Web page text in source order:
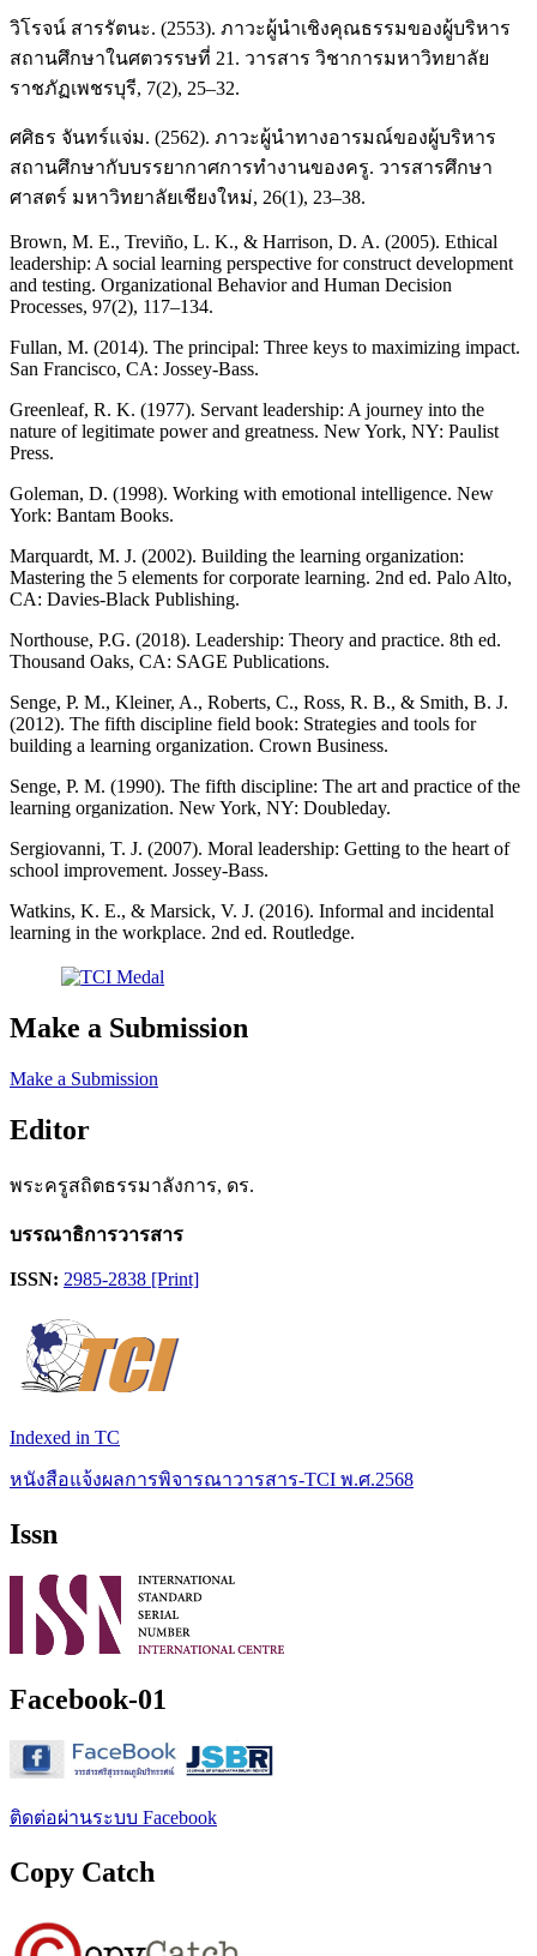
วิโรจน์ สารรัตนะ. (2553). ภาวะผู้นำเชิงคุณธรรมของผู้บริหาร
สถานศึกษาในศตวรรษที่ 21. วารสาร วิชาการมหาวิทยาลัย
ราชภัฏเพชรบุรี, 7(2), 25–32.
ศศิธร จันทร์แจ่ม. (2562). ภาวะผู้นำทางอารมณ์ของผู้บริหาร
สถานศึกษากับบรรยากาศการทำงานของครู. วารสารศึกษา
ศาสตร์ มหาวิทยาลัยเชียงใหม่, 26(1), 23–38.
Brown, M. E., Treviño, L. K., & Harrison, D. A. (2005). Ethical
leadership: A social learning perspective for construct development
and testing. Organizational Behavior and Human Decision
Processes, 97(2), 117–134.
Fullan, M. (2014). The principal: Three keys to maximizing impact.
San Francisco, CA: Jossey-Bass.
Greenleaf, R. K. (1977). Servant leadership: A journey into the
nature of legitimate power and greatness. New York, NY: Paulist
Press.
Goleman, D. (1998). Working with emotional intelligence. New
York: Bantam Books.
Marquardt, M. J. (2002). Building the learning organization:
Mastering the 5 elements for corporate learning. 2nd ed. Palo Alto,
CA: Davies-Black Publishing.
Northouse, P.G. (2018). Leadership: Theory and practice. 8th ed.
Thousand Oaks, CA: SAGE Publications.
Senge, P. M., Kleiner, A., Roberts, C., Ross, R. B., & Smith, B. J.
(2012). The fifth discipline field book: Strategies and tools for
building a learning organization. Crown Business.
Senge, P. M. (1990). The fifth discipline: The art and practice of the
learning organization. New York, NY: Doubleday.
Sergiovanni, T. J. (2007). Moral leadership: Getting to the heart of
school improvement. Jossey-Bass.
Watkins, K. E., & Marsick, V. J. (2016). Informal and incidental
learning in the workplace. 2nd ed. Routledge.
Make a Submission
Make a Submission
Editor
พระครูสถิตธรรมาลังการ, ดร.
บรรณาธิการวารสาร
ISSN: 2985-2838 [Print]
Indexed in TC
หนังสือแจ้งผลการพิจารณาวารสาร-TCI พ.ศ.2568
Issn
Facebook-01
ติดต่อผ่านระบบ Facebook
Copy Catch